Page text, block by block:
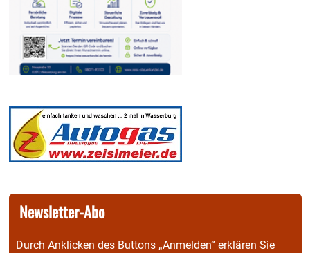
Newsletter-Abo
Durch Anklicken des Buttons „Anmelden“ erklären Sie